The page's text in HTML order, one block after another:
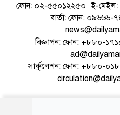
ফোন: ০২-৫৫০১২২৫০। ই-
বার্তা: ফোন:
বিজ্ঞাপন: ফোন: +৮৮০-
সার্কুলেশন: ফোন: +৮৮০-